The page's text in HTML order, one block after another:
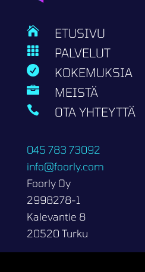
 ETUSIVU
 PALVELUT
 KOKEMUKSIA
 MEISTÄ
 OTA YHTEYTTÄ
045 783 73092
info@foorly.com
Foorly Oy
2998278-1
Kalevantie 8
20520 Turku